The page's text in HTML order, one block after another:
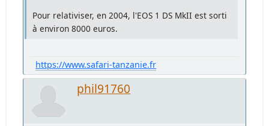
Pour relativiser, en 2004, l'EOS 1 DS MkII est sorti
à environ 8000 euros.
https://www.safari-tanzanie.fr
phil91760